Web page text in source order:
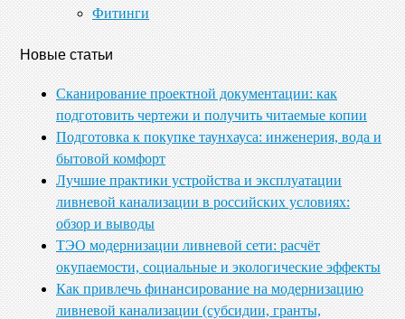
Фитинги
Новые статьи
Сканирование проектной документации: как
подготовить чертежи и получить читаемые копии
Подготовка к покупке таунхауса: инженерия, вода и
бытовой комфорт
Лучшие практики устройства и эксплуатации
ливневой канализации в российских условиях:
обзор и выводы
ТЭО модернизации ливневой сети: расчёт
окупаемости, социальные и экологические эффекты
Как привлечь финансирование на модернизацию
ливневой канализации (субсидии, гранты,